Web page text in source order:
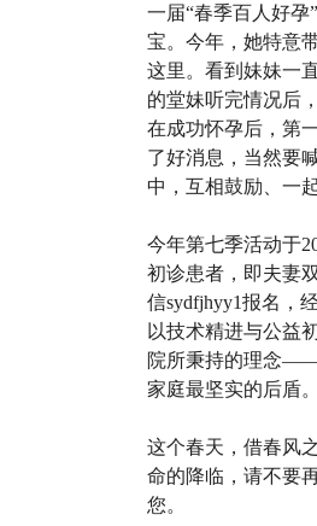
一届“春季百人好
宝。今年，她特意
这里。看到妹妹一
的堂妹听完情况后
在成功怀孕后，第
了好消息，当然要
中，互相鼓励、一
今年第七季活动于
初诊患者，即夫妻
信sydfjhyy1报名，
以技术精进与公益
院所秉持的理念
家庭最坚实的后盾。
这个春天，借春风
命的降临，请不要
您。